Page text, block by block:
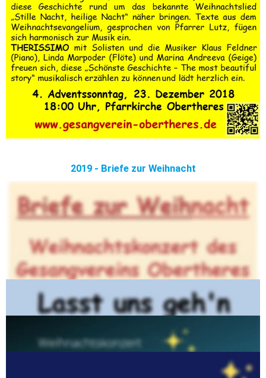
2019 - Briefe zur Weihnacht
2020 - Kein Weihnachtskonzert –> Abgesagt wegen der
Coronapandemie
Auch 2021 mussten wir unser Weihnachtskonzert leider
kurzfristig absagen. Das Konzept hätte nur max. 30
Besucher zugelassen - und dann auch nur mit 2G-Regelung.
2022 - Lasst uns geh´n nach Bethlehem
2023 - Weihnachtserinnerungen